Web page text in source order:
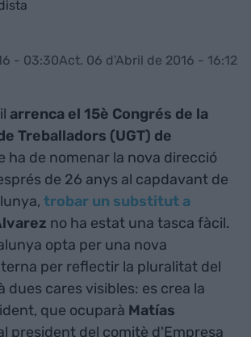
- 03:30Act. 06 d'Abril de 2016 - 16:12
arrenca el 15è Congrés de la
Treballadors (UGT) de
ha de nomenar la nova direcció
de 26 anys al capdavant de
trobar un substitut a
no ha estat una tasca fàcil.
opta per una nova
per reflectir la pluralitat del
dues cares visibles: es crea la
que ocuparà Matías
president del comitè d'Empresa